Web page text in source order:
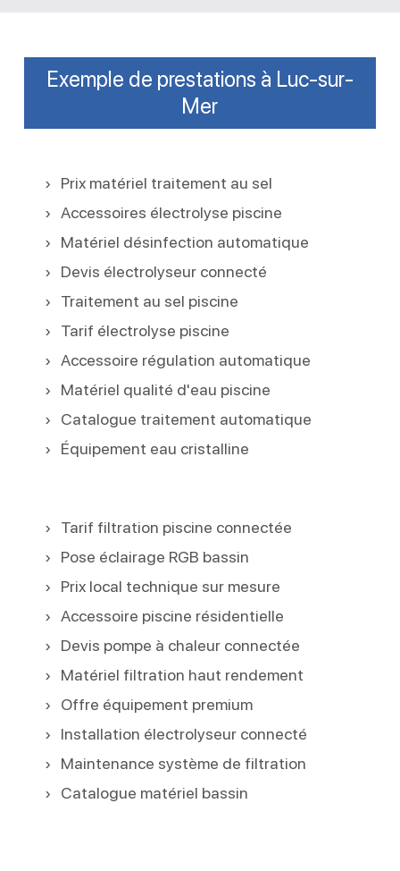
Exemple de prestations à Luc-sur-
Mer
Prix matériel traitement au sel
Accessoires électrolyse piscine
Matériel désinfection automatique
Devis électrolyseur connecté
Traitement au sel piscine
Tarif électrolyse piscine
Accessoire régulation automatique
Matériel qualité d'eau piscine
Catalogue traitement automatique
Équipement eau cristalline
Tarif filtration piscine connectée
Pose éclairage RGB bassin
Prix local technique sur mesure
Accessoire piscine résidentielle
Devis pompe à chaleur connectée
Matériel filtration haut rendement
Offre équipement premium
Installation électrolyseur connecté
Maintenance système de filtration
Catalogue matériel bassin